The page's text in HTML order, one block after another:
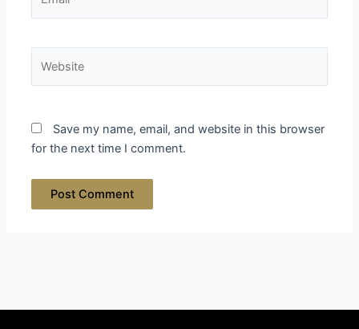
Save my name, email, and website in this browser
for the next time I comment.